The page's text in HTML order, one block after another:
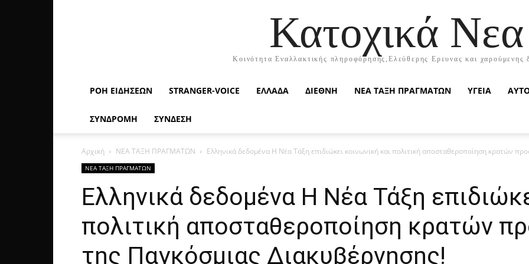
Κατοχικά Νεα
Κοινότητα Εναλλακτικής πληροφόρησης,Ελεύθερης Ερευνας και χαρούμενης
ΡΟΉ ΕΙΔΉΣΕΩΝ STRANGER-VOICE ΕΛΛΑΔΑ ΔΙΕΘΝΗ ΝΕΑ ΤΑΞΗ ΠΡΑΓΜΑΤΩΝ ΥΓΕΙΑ
ΣΥΝΔΡΟΜΗ ΣΥΝΔΕΣΗ
Αρχική ΝΕΑ ΤΑΞΗ ΠΡΑΓΜΑΤΩΝ Ελληνικά δεδομένα Η Νέα Τάξη επιδιώκει κοινωνική και πολιτική αποσταθεροποίηση κρατών
ΝΕΑ ΤΑΞΗ ΠΡΑΓΜΑΤΩΝ
Ελληνικά δεδομένα Η Νέα Τάξη
πολιτική αποσταθεροποίηση κρατών
της Παγκόσμιας Διακυβέρνησης!